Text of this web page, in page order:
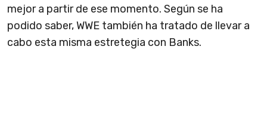
mejor a partir de ese momento. Según se ha
podido saber, WWE también ha tratado de llevar a
cabo esta misma estretegia con Banks.